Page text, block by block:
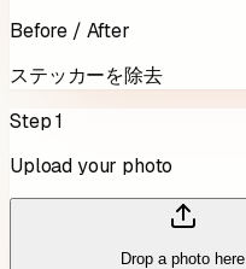
Before / After
ステッカーを除去
Step 1
Upload your photo
Drop a photo here